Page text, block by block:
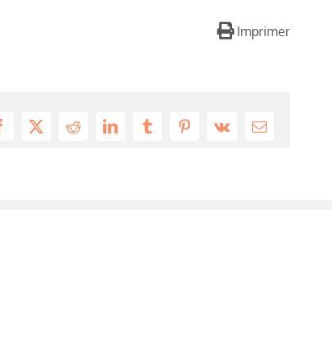
Imprimer
X RedditLinkedInTumblrPinterest
Vk Email